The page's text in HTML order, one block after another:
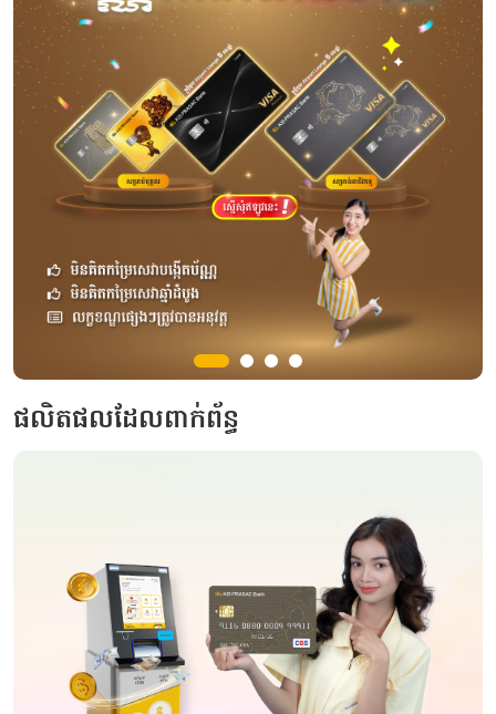
ផលិតផលដែលពាក់ព័ន្ធ